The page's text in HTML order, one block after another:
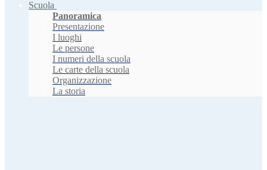
Scuola
Panoramica
Presentazione
I luoghi
Le persone
I numeri della scuola
Le carte della scuola
Organizzazione
La storia